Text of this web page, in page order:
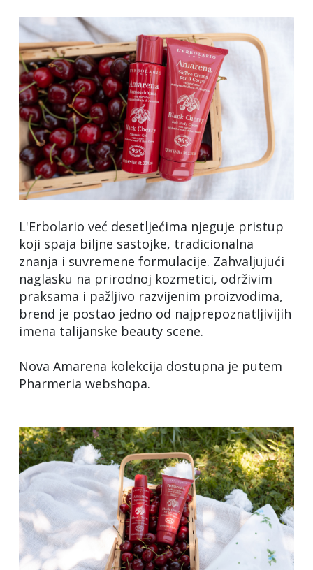
L'Erbolario već desetljećima njeguje pristup
koji spaja biljne sastojke, tradicionalna
znanja i suvremene formulacije. Zahvaljujući
naglasku na prirodnoj kozmetici, održivim
praksama i pažljivo razvijenim proizvodima,
brend je postao jedno od najprepoznatljivijih
imena talijanske beauty scene.
Nova Amarena kolekcija dostupna je putem
Pharmeria webshopa.